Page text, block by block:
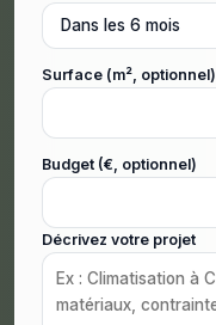
Surface (m², optionnel)
Budget (€, optionnel)
Décrivez votre projet